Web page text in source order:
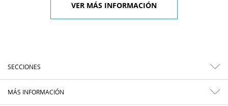
VER MÁS INFORMACIÓN
SECCIONES
MÁS INFORMACIÓN